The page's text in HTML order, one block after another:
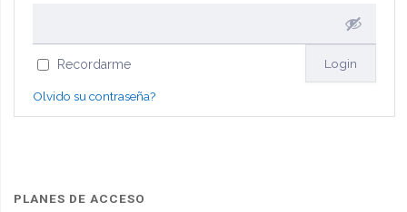
Recordarme
Olvido su contraseña?
PLANES DE ACCESO